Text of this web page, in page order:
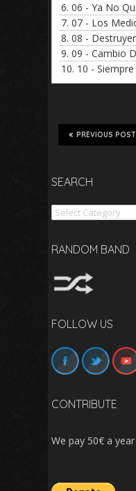
6. 06 - Ya No
7. 07 - Los
8. 08 -
9. 09 - Cambio
10. 10 -
PREVIOUS POST
SEARCH
Search
RANDOM BAND
FOLLOW US
CONTRIBUTE
We pay 50€ a